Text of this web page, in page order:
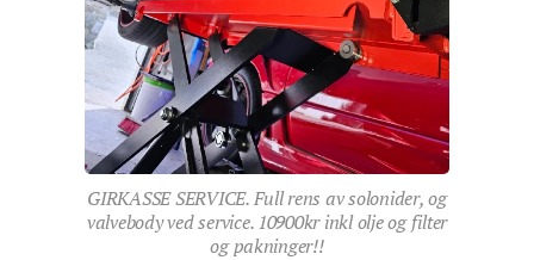
GIRKASSE SERVICE. Full rens av solonider, og
valvebody ved service. 10900kr inkl olje og filter
og pakninger!!